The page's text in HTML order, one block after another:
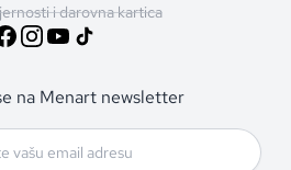
i darovna kartica
na Menart newsletter